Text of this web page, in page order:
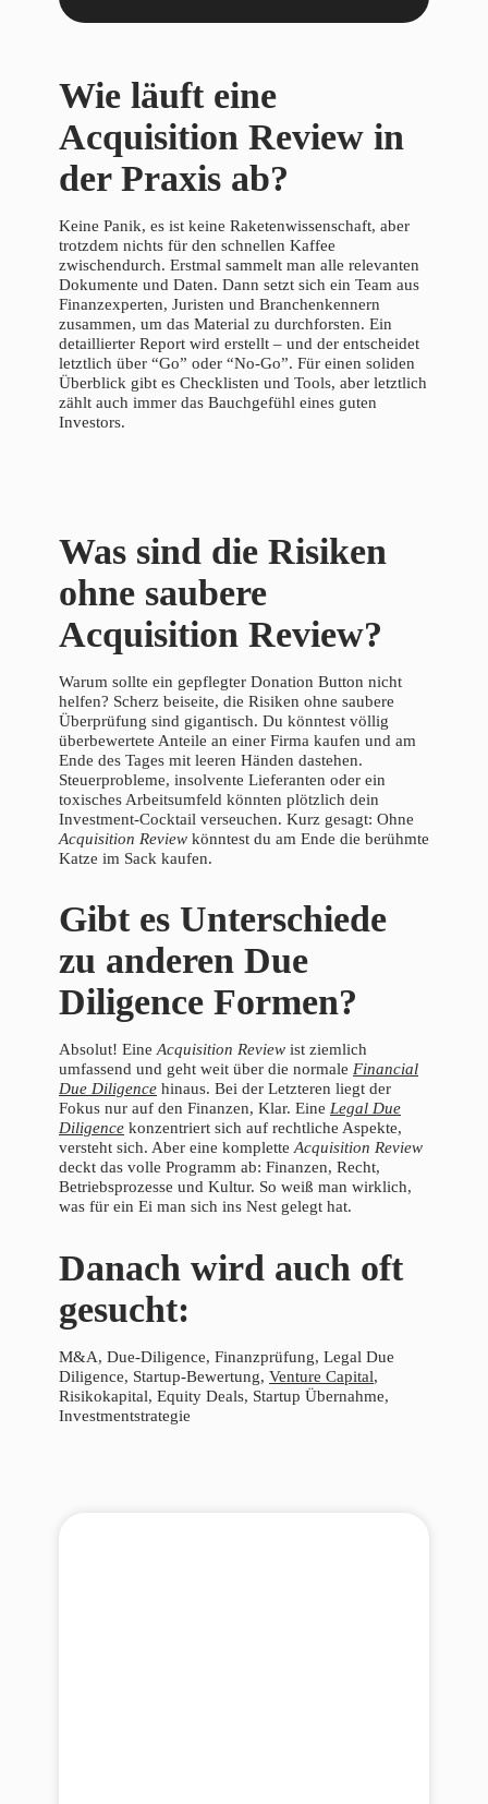
Wie läuft eine
Acquisition Review in
der Praxis ab?
Keine Panik, es ist keine Raketenwissenschaft, aber
trotzdem nichts für den schnellen Kaffee
zwischendurch. Erstmal sammelt man alle relevanten
Dokumente und Daten. Dann setzt sich ein Team aus
Finanzexperten, Juristen und Branchenkennern
zusammen, um das Material zu durchforsten. Ein
detaillierter Report wird erstellt – und der entscheidet
letztlich über “Go” oder “No-Go”. Für einen soliden
Überblick gibt es Checklisten und Tools, aber letztlich
zählt auch immer das Bauchgefühl eines guten
Investors.
Was sind die Risiken
ohne saubere
Acquisition Review?
Warum sollte ein gepflegter Donation Button nicht
helfen? Scherz beiseite, die Risiken ohne saubere
Überprüfung sind gigantisch. Du könntest völlig
überbewertete Anteile an einer Firma kaufen und am
Ende des Tages mit leeren Händen dastehen.
Steuerprobleme, insolvente Lieferanten oder ein
toxisches Arbeitsumfeld könnten plötzlich dein
Investment-Cocktail verseuchen. Kurz gesagt: Ohne
Acquisition Review könntest du am Ende die berühmte
Katze im Sack kaufen.
Gibt es Unterschiede
zu anderen Due
Diligence Formen?
Absolut! EineAcquisition Review ist ziemlich
umfassend und geht weit über die normale Financial
Due Diligence hinaus. Bei der Letzteren liegt der
Fokus nur auf den Finanzen, Klar. Eine Legal Due
Diligence konzentriert sich auf rechtliche Aspekte,
versteht sich. Aber eine kompletteAcquisition Review
deckt das volle Programm ab: Finanzen, Recht,
Betriebsprozesse und Kultur. So weiß man wirklich,
was für ein Ei man sich ins Nest gelegt hat.
Danach wird auch oft
gesucht:
M&A, Due-Diligence, Finanzprüfung, Legal Due
Diligence, Startup-Bewertung, Venture Capital,
Risikokapital, Equity Deals, Startup Übernahme,
Investmentstrategie